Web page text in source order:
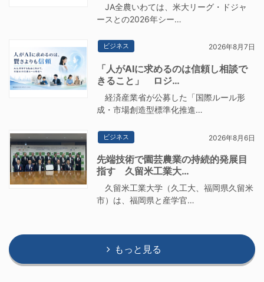
JA全農いわては、米大リーグ・ドジャ
ースとの2026年シー…
ビジネス 2026年8月7日
「人がAIに求めるのは信頼し相談で
きること」 ロジ…
経済産業省が公募した「国際ルール形
成・市場創造型標準化推進…
ビジネス 2026年8月6日
先端技術で園芸農業の持続的発展目
指す 久留米工業大…
久留米工業大学（久工大、福岡県久留米
市）は、福岡県と産学官…
もっと見る